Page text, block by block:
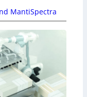
MantiSpectra